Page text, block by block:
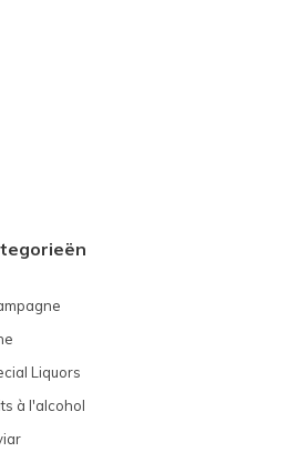
Liquors
à l'alcohol